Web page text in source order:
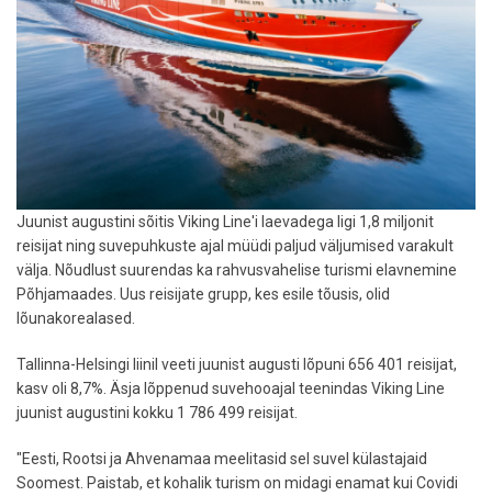
Juunist augustini sõitis Viking Line'i laevadega ligi 1,8 miljonit
reisijat ning suvepuhkuste ajal müüdi paljud väljumised varakult
välja. Nõudlust suurendas ka rahvusvahelise turismi elavnemine
Põhjamaades. Uus reisijate grupp, kes esile tõusis, olid
lõunakorealased.
Tallinna-Helsingi liinil veeti juunist augusti lõpuni 656 401 reisijat,
kasv oli 8,7%. Äsja lõppenud suvehooajal teenindas Viking Line
juunist augustini kokku 1 786 499 reisijat.
"Eesti, Rootsi ja Ahvenamaa meelitasid sel suvel külastajaid
Soomest. Paistab, et kohalik turism on midagi enamat kui Covidi